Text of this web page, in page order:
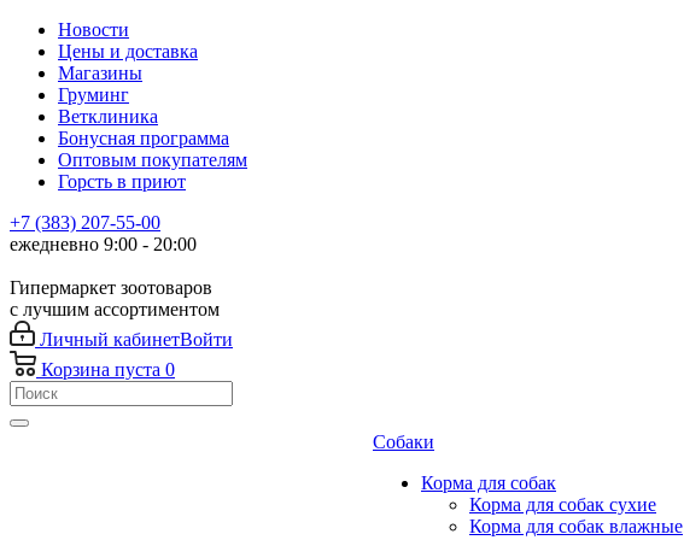
Новости
Цены и доставка
Магазины
Груминг
Ветклиника
Бонусная программа
Оптовым покупателям
Горсть в приют
+7 (383) 207-55-00
ежедневно 9:00 - 20:00
Гипермаркет зоотоваров
с лучшим ассортиментом
Личный кабинетВойти
Корзина пуста 0
Собаки
Корма для собак
Корма для собак сухие
Корма для собак влажные